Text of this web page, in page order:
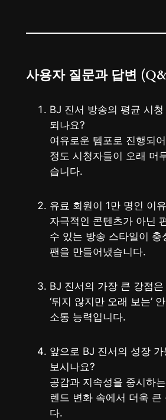
사용자 질문과 답변
BJ 진서 방송의 평균 시
되나요?
여유로운 템포로 진행되
정도 시청자들이 오래 머
습니다.
유료 회원이 1만 명인 이
자극적인 콘텐츠가 아닌
수 있는 방송 스타일이 충
팬을 만들어냈습니다.
BJ 진서의 가장 큰 강점
‘튀지 않지만 오래 보는’
소통 능력입니다.
앞으로 BJ 진서의 성장 가
보시나요?
공감과 지속성을 중시하
렌드 변화 속에서 더욱 큰
다.